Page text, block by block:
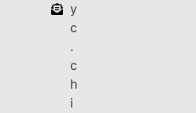
y
c
.
c
h
i